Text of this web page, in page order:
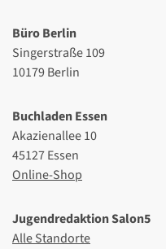
Büro Berlin
Singerstraße 109
10179 Berlin
Buchladen Essen
Akazienallee 10
45127 Essen
Online-Shop
Jugendredaktion Salon5
Alle Standorte